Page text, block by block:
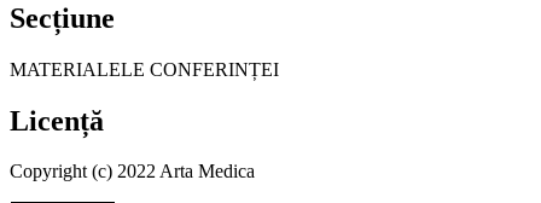
Secțiune
MATERIALELE CONFERINȚEI
Licență
Copyright (c) 2022 Arta Medica